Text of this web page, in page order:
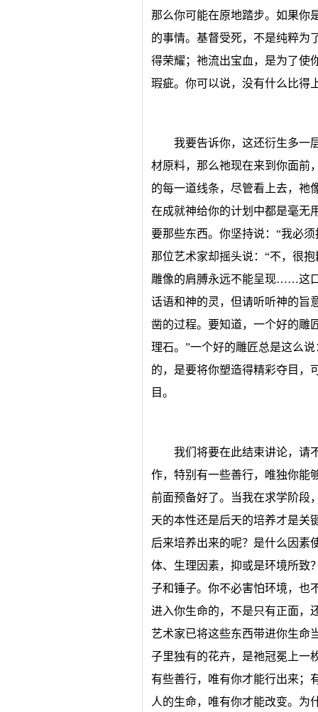
那么你可能在原地踏步。如果你
的事情。基督受死，不是纯粹为
得荣耀；祂流出宝血，是为了使
瑕疵。你可以说，没有什么比得
我要告诉你，这还衍生多一
材原料，那么祂现在来到你面前
的每一道线条，尽管看上去，祂
在成就神给你的计划中都是毫无
要那些东西。你坚持说：“我必
那位艺术家却摇头说：“不，很
雕像的肩膊永远不能呈现……这
话语和神的灵，但请听听神的旨
凿的过程。要知道，一个好的雕
理石。”一个好的雕匠总是这么
的，是要将你塑造得精彩夺目，
目。
我们将要在此结束讲论，请
作，特别有一些善行，唯独你能
前面预备好了。当我在求学阶段
天的本性还是后天的培养才是关
后来培养出来的呢？是什么因素
体、生理因素，抑或是环境所致
子和锤子。你不必害怕环境，也
进入你生命的，不是只有正面，
艺术家已将这些东西带进你生命
子里独有的花卉，是祂冠冕上一
有些善行，唯有你才能行出来；
人的生命，唯有你才能改变。为